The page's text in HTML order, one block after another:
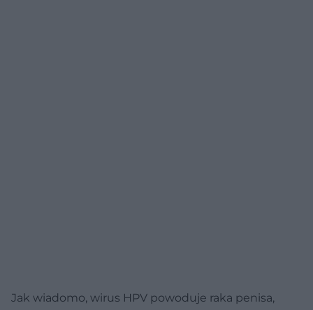
Jak wiadomo, wirus HPV powoduje raka penisa,